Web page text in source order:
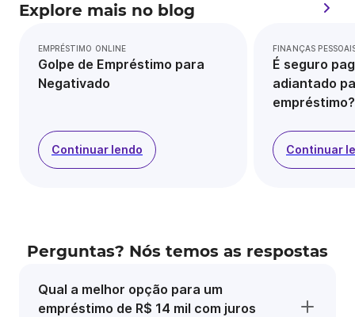
Explore mais no blog
EMPRÉSTIMO ONLINE
Golpe de Empréstimo para
Negativado
Continuar lendo
FINANÇAS
É seguro
adiantado
empréstimo?
Continuar
Perguntas? Nós temos as respostas
Qual a melhor opção para um
empréstimo de R$ 14 mil com juros